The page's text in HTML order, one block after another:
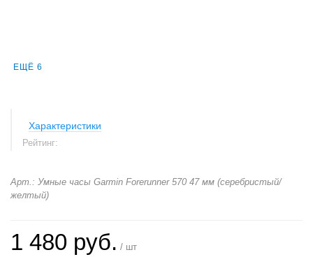
ЕЩЁ 6
Характеристики
Рейтинг:
Арт.: Умные часы Garmin Forerunner 570 47 мм (серебристый/
желтый)
1 480 руб. / шт